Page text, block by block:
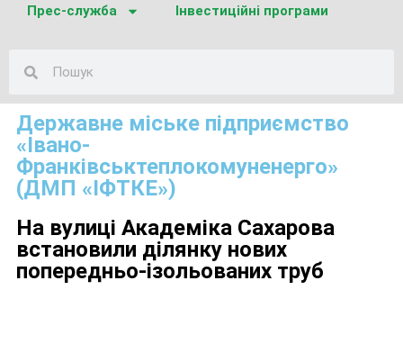
Прес-служба Інвестиційні програми
Державне міське підприємство
«Івано-
Франківськтеплокомуненерго»
(ДМП «ІФТКЕ»)
На вулиці Академіка Сахарова
встановили ділянку нових
попередньо-ізольованих труб